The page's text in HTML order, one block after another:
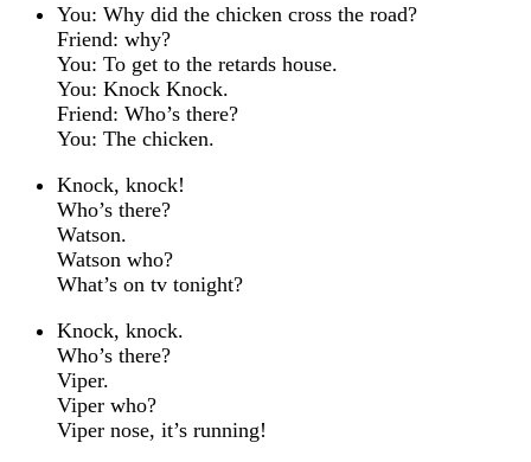
You: Why did the chicken cross the road?
Friend: why?
You: To get to the retards house.
You: Knock Knock.
Friend: Who’s there?
You: The chicken.
Knock, knock!
Who’s there?
Watson.
Watson who?
What’s on tv tonight?
Knock, knock.
Who’s there?
Viper.
Viper who?
Viper nose, it’s running!